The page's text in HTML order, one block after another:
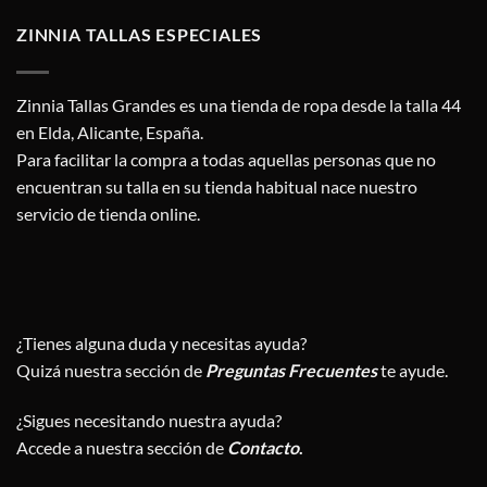
ZINNIA TALLAS ESPECIALES
Zinnia Tallas Grandes es una tienda de ropa desde la talla 44
en Elda, Alicante, España.
Para facilitar la compra a todas aquellas personas que no
encuentran su talla en su tienda habitual nace nuestro
servicio de tienda online.
¿Tienes alguna duda y necesitas ayuda?
Quizá nuestra sección de Preguntas Frecuenteste ayude.
¿Sigues necesitando nuestra ayuda?
Accede a nuestra sección de Contacto.